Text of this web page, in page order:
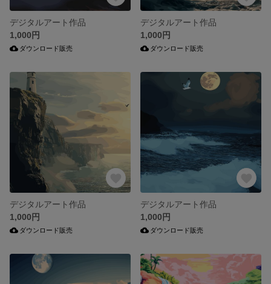
デジタルアート作品
1,000円
ダウンロード販売
デジタルアート作品
1,000円
ダウンロード販売
デジタルアート作品
1,000円
ダウンロード販売
デジタルアート作品
1,000円
ダウンロード販売